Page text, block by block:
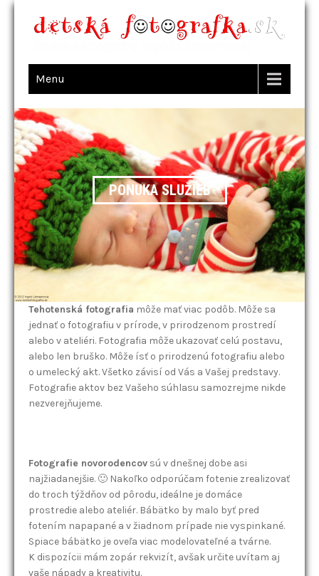
Menu
PONUKA SLUŽIEB
Tehotenská fotografia môže mať viac podôb. Môže sa
jednať o fotografiu v prírode, v prirodzenom prostredí
alebo v ateliéri. Fotografia môže ukazovať celú postavu,
alebo len bruško. Môže ísť o prirodzenú fotografiu alebo
o umelecký akt. Všetko závisí od Vás a Vašej predstavy.
Fotografie aktov bez Vašeho súhlasu samozrejme nikde
nezverejňujeme.
Fotografie novorodencov sú v dnešnej dobe asi
najžiadanejšie. 🙂 Nakoľko odporúčam fotenie zrealizovať
do troch týždňov od pôrodu, ideálne je domáce
prostredie alebo ateliér. Bábätko by malo byť pred
fotením napapané a v žiadnom prípade nie vyspinkané.
Spiace bábätko je oveľa viac modelovateľné a tvárne.
K dispozícii mám zopár rekvizít, avšak určite uvítam aj
vaše nápady a kreativitu.